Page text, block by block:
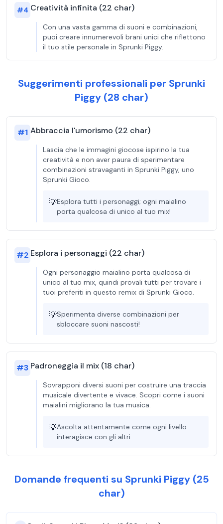
#4 Creatività infinita (22 char)
Con una vasta gamma di suoni e combinazioni,
puoi creare innumerevoli brani unici che riflettono
il tuo stile personale in Sprunki Piggy.
Suggerimenti professionali per Sprunki
Piggy (28 char)
#1 Abbraccia l'umorismo (22 char)
Lascia che le immagini giocose ispirino la tua
creatività e non aver paura di sperimentare
combinazioni stravaganti in Sprunki Piggy, uno
Sprunki Gioco.
💡Esplora tutti i personaggi; ogni maialino
porta qualcosa di unico al tuo mix!
#2 Esplora i personaggi (22 char)
Ogni personaggio maialino porta qualcosa di
unico al tuo mix, quindi provali tutti per trovare i
tuoi preferiti in questo remix di Sprunki Gioco.
💡Sperimenta diverse combinazioni per
sbloccare suoni nascosti!
#3 Padroneggia il mix (18 char)
Sovrapponi diversi suoni per costruire una traccia
musicale divertente e vivace. Scopri come i suoni
maialini migliorano la tua musica.
💡Ascolta attentamente come ogni livello
interagisce con gli altri.
Domande frequenti su Sprunki Piggy (25
char)